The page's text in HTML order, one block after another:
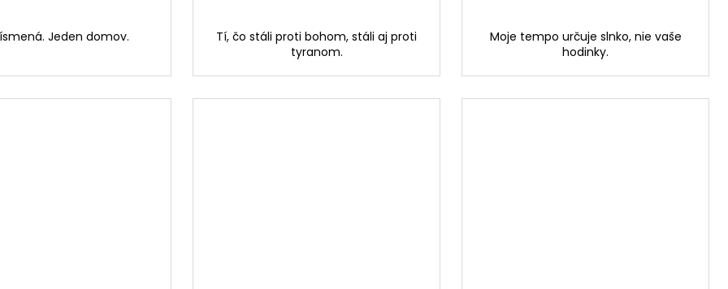
Jeden domov.
Tí, čo stáli proti bohom, stáli aj proti
tyranom.
Moje tempo určuje slnko, nie vaše
hodinky.